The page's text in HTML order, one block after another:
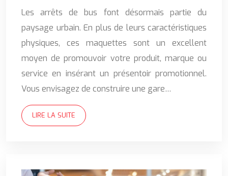
Les arrêts de bus font désormais partie du
paysage urbain. En plus de leurs caractéristiques
physiques, ces maquettes sont un excellent
moyen de promouvoir votre produit, marque ou
service en insérant un présentoir promotionnel.
Vous envisagez de construire une gare…
LIRE LA SUITE